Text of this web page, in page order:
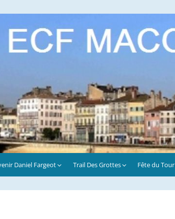
Daniel Fargeot Trail Des Grottes Fête du Tour